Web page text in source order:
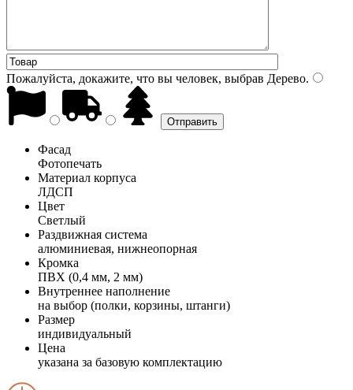
Пожалуйста, докажите, что вы человек, выбрав Дерево.
Фасад
Фотопечать
Материал корпуса
ЛДСП
Цвет
Светлый
Раздвижная система
алюминиевая, нижнеопорная
Кромка
ПВХ (0,4 мм, 2 мм)
Внутреннее наполнение
на выбор (полки, корзины, штанги)
Размер
индивидуальный
Цена
указана за базовую комплектацию